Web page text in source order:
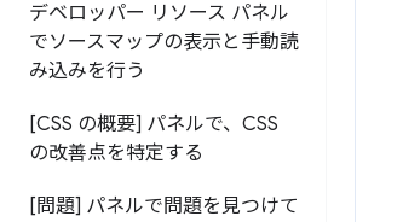
デベロッパー リソース パネル
でソースマップの表示と手動読
み込みを行う
[CSS の概要] パネルで、CSS
の改善点を特定する
[問題] パネルで問題を見つけて